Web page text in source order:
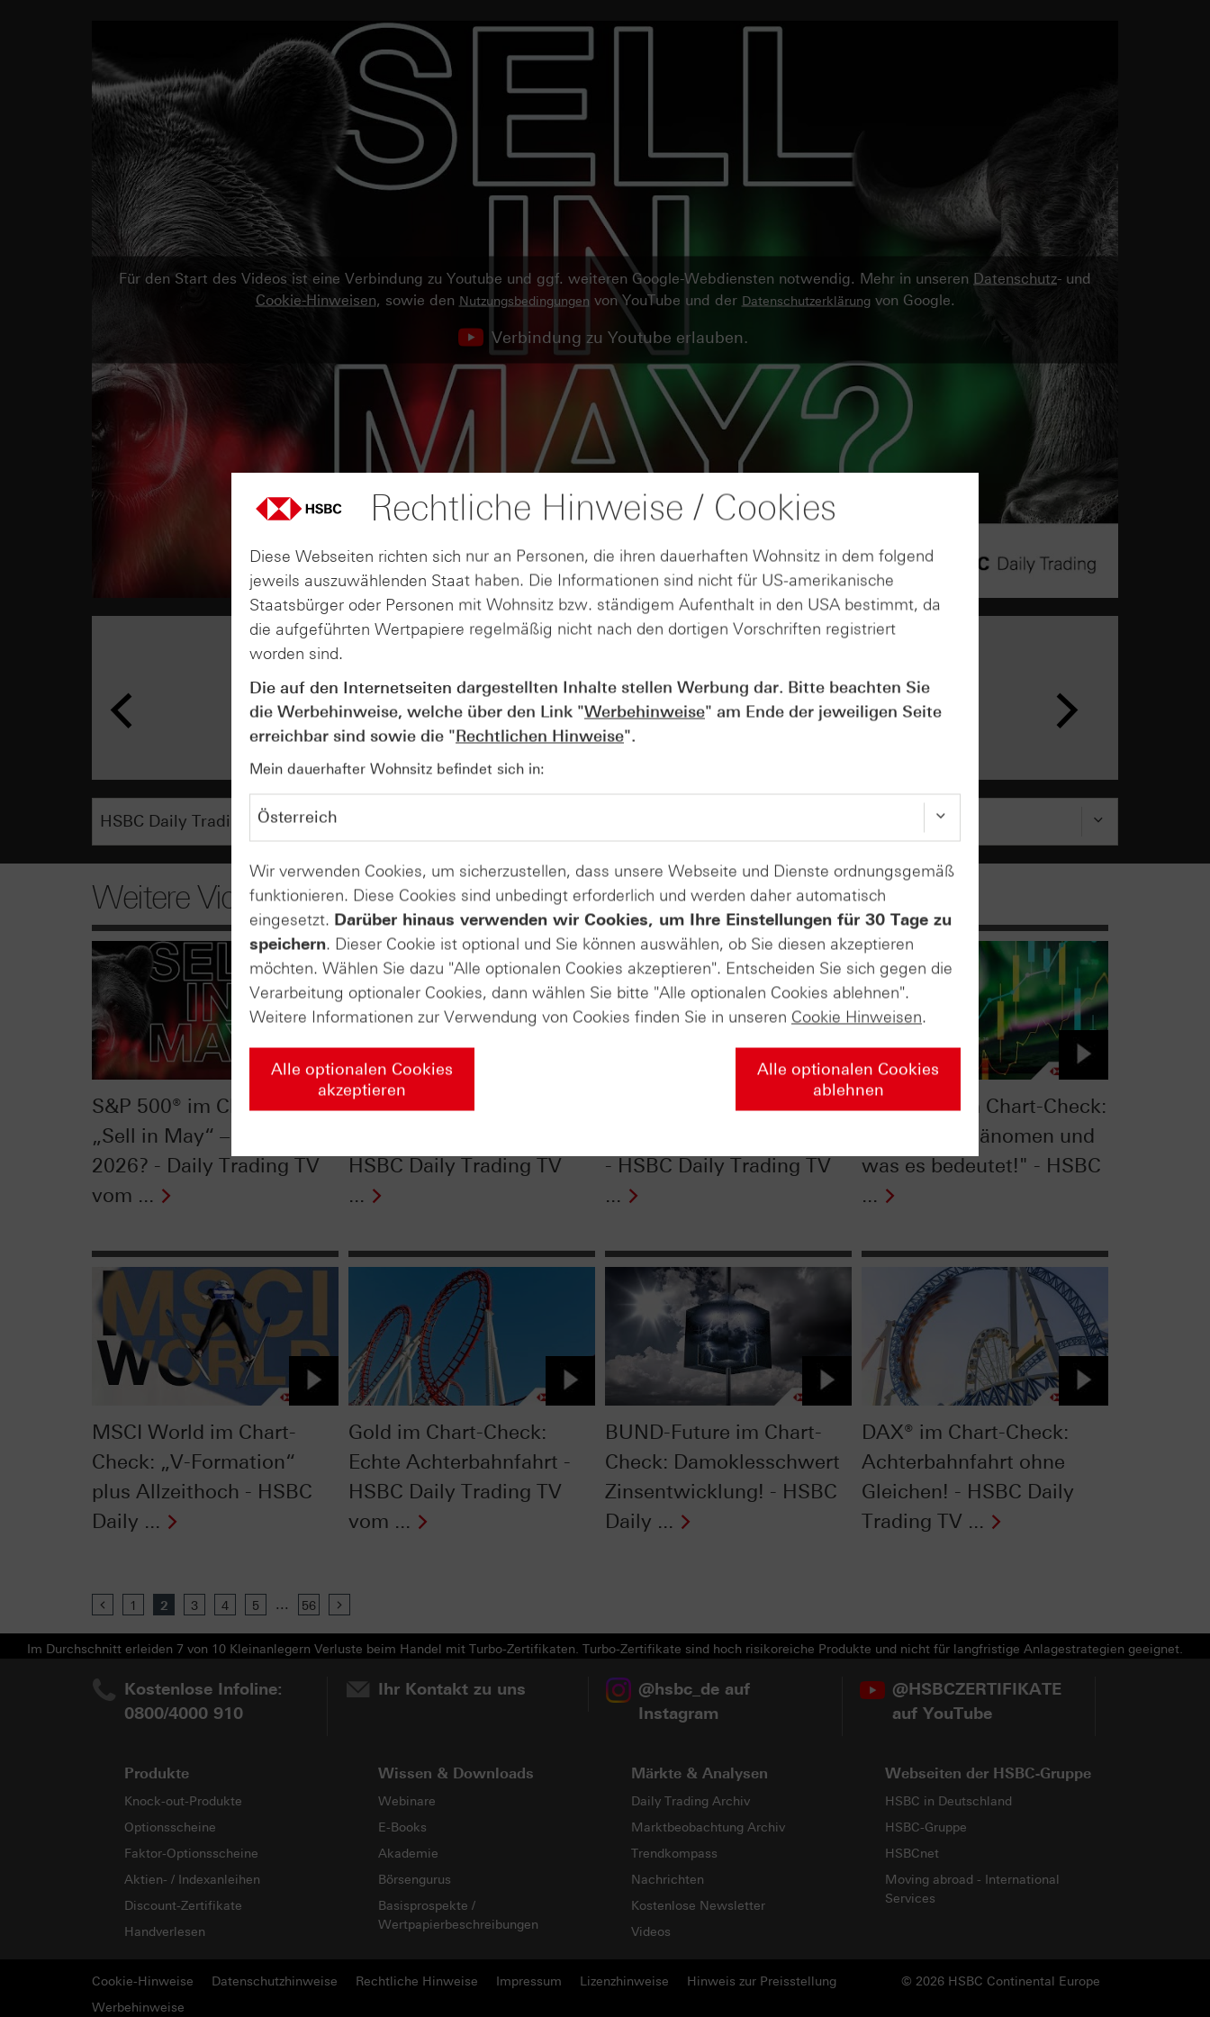
Für den Start des Videos ist eine Verbindung zu Youtube und ggf. weiteren Google-Webdiensten notwendig. Mehr in unseren Datenschutz- und
Cookie-Hinweisen, sowie den Nutzungsbedingungen von YouTube und der Datenschutzerklärungvon Google.
Verbindung zu Youtube erlauben.
07
Wie lange bleibt der DAX® in
Rekordlaune? - ntv Zertifikate
07.08.26
Weitere Videos
S&P 500® im Chart-Check:
„Sell in May“ – nicht
2026? - Daily Trading TV
vom ...
Silber im Chart-Check:
HSBC Daily Trading TV
...
EUR/USD im Chart-Check:
- HSBC Daily Trading TV
...
S&P 500® im Chart-Check:
"Seltenes Phänomen und
was es bedeutet!" - HSBC
...
MSCI World im Chart-
Check: „V-Formation“
plus Allzeithoch - HSBC
Daily ...
Gold im Chart-Check:
Echte Achterbahnfahrt -
HSBC Daily Trading TV
vom ...
BUND-Future im Chart-
Check: Damoklesschwert
Zinsentwicklung! - HSBC
Daily ...
DAX® im Chart-Check:
Achterbahnfahrt ohne
Gleichen! - HSBC Daily
Trading TV ...
Previous
1 2 3 4 5 ... 56
Im Durchschnitt erleiden 7 von 10 Kleinanlegern Verluste beim Handel mit Turbo-Zertifikaten. Turbo-Zertifikate sind hoch risikoreiche Produkte und nicht für langfristige Anlagestrategien geeignet.
Kostenlose Infoline:
0800/4000 910
Ihr Kontakt zu uns
@hsbc_de auf
Instagram
@HSBCZERTIFIKATE
auf YouTube
Produkte
Knock-out-Produkte
Optionsscheine
Faktor-Optionsscheine
Aktien- / Indexanleihen
Discount-Zertifikate
Handverlesen
Wissen & Downloads
Webinare
E-Books
Akademie
Börsengurus
Basisprospekte /
Wertpapierbeschreibungen
Märkte & Analysen
Daily Trading Archiv
Marktbeobachtung Archiv
Trendkompass
Nachrichten
Kostenlose Newsletter
Videos
Webseiten der HSBC-Gruppe
HSBC in Deutschland
HSBC-Gruppe
HSBCnet
Moving abroad - International
Services
Cookie-Hinweise Datenschutzhinweise Rechtliche Hinweise Impressum Lizenzhinweise © 2026 HSBC Continental Europe
Hinweis zur Preisstellung
Werbehinweise
Rechtliche Hinweise / Cookies
Diese Webseiten richten sich nur an Personen, die ihren dauerhaften Wohnsitz in dem folgend
jeweils auszuwählenden Staat haben. Die Informationen sind nicht für US-amerikanische
Staatsbürger oder Personen mit Wohnsitz bzw. ständigem Aufenthalt in den USA bestimmt, da
die aufgeführten Wertpapiere regelmäßig nicht nach den dortigen Vorschriften registriert
worden sind.
Die auf den Internetseiten dargestellten Inhalte stellen Werbung dar. Bitte beachten Sie
die Werbehinweise, welche über den Link "Werbehinweise" am Ende der jeweiligen Seite
erreichbar sind sowie die "Rechtlichen Hinweise".
Mein dauerhafter Wohnsitz befindet sich in:
Wir verwenden Cookies, um sicherzustellen, dass unsere Webseite und Dienste ordnungsgemäß
funktionieren. Diese Cookies sind unbedingt erforderlich und werden daher automatisch
eingesetzt. Darüber hinaus verwenden wir Cookies, um Ihre Einstellungen für 30 Tage zu
speichern. Dieser Cookie ist optional und Sie können auswählen, ob Sie diesen akzeptieren
möchten. Wählen Sie dazu "Alle optionalen Cookies akzeptieren". Entscheiden Sie sich gegen die
Verarbeitung optionaler Cookies, dann wählen Sie bitte "Alle optionalen Cookies ablehnen".
Weitere Informationen zur Verwendung von Cookies finden Sie in unseren Cookie Hinweisen.
Alle optionalen Cookies
akzeptieren
Alle optionalen Cookies
ablehnen